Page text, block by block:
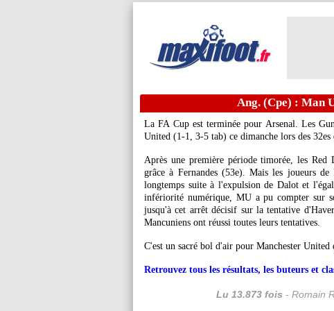
Ang. (Cpe) : Man
La FA Cup est terminée pour Arsenal. Les
United (1-1, 3-5 tab) ce dimanche lors des 32es
Après une première période timorée, les
grâce à Fernandes (53e). Mais les joueurs
longtemps suite à l'expulsion de Dalot et
infériorité numérique, MU a pu compter sur
jusqu'à cet arrêt décisif sur la tentative
Mancuniens ont réussi toutes leurs tentatives.
C'est un sacré bol d'air pour Manchester
Retrouvez tous les résultats, les buteurs et
Lu 13.873 fois - Romain